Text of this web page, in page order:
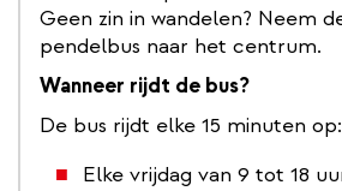
Geen zin in wandelen? Neem
pendelbus naar het centrum.
Wanneer rijdt de bus?
De bus rijdt elke 15 minuten op:
Elke vrijdag van 9 tot 18